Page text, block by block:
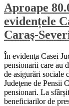
Aproape
evidențele
Caraş-
În evidenţa Casei
pensionarii care au
de asigurări sociale
Judeţene de Pensii
pensionari. La
beneficiarilor de